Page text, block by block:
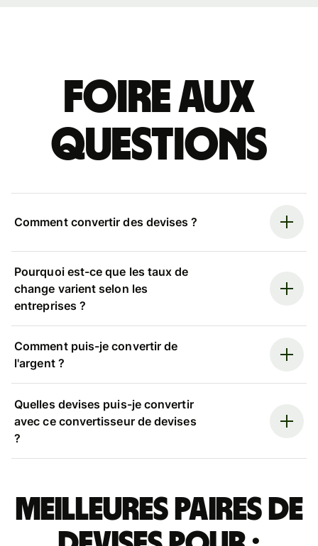
Foire aux
questions
Comment convertir des devises ?
Pourquoi est-ce que les taux de
change varient selon les
entreprises ?
Comment puis-je convertir de
l'argent ?
Quelles devises puis-je convertir
avec ce convertisseur de devises
?
Meilleures paires de